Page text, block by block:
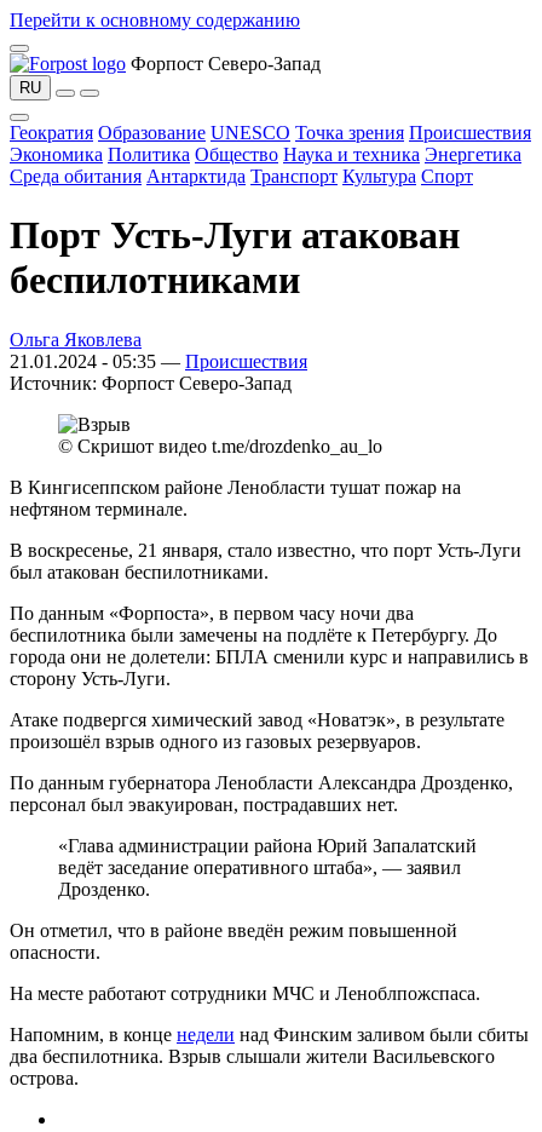
Перейти к основному содержанию
Форпост Северо-Запад
RU
Геократия Образование UNESCO Точка зрения Происшествия
Экономика Политика Общество Наука и техника Энергетика
Среда обитания Антарктида Транспорт Культура Спорт
Порт Усть-Луги атакован
беспилотниками
Ольга Яковлева
21.01.2024 - 05:35 — Происшествия
Источник: Форпост Северо-Запад
© Скришот видео t.me/drozdenko_au_lo
В Кингисеппском районе Ленобласти тушат пожар на
нефтяном терминале.
В воскресенье, 21 января, стало известно, что порт Усть-Луги
был атакован беспилотниками.
По данным «Форпоста», в первом часу ночи два
беспилотника были замечены на подлёте к Петербургу. До
города они не долетели: БПЛА сменили курс и направились в
сторону Усть-Луги.
Атаке подвергся химический завод «Новатэк», в результате
произошёл взрыв одного из газовых резервуаров.
По данным губернатора Ленобласти Александра Дрозденко,
персонал был эвакуирован, пострадавших нет.
«Глава администрации района Юрий Запалатский
ведёт заседание оперативного штаба», — заявил
Дрозденко.
Он отметил, что в районе введён режим повышенной
опасности.
На месте работают сотрудники МЧС и Леноблпожспаса.
Напомним, в конце недели над Финским заливом были сбиты
два беспилотника. Взрыв слышали жители Васильевского
острова.